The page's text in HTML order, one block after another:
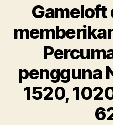
Gameloft
pengguna
1520,